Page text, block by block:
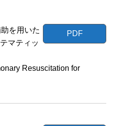
PDF
を用いた
マティッ
Resuscitation for